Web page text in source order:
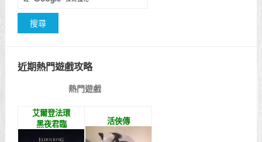
近期熱門遊戲攻略
熱門遊戲
艾爾登法環
黑夜君臨
活俠傳